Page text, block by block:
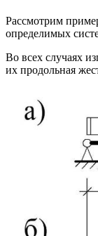
Рассмотрим
определимых
Во всех случаях
их продольная